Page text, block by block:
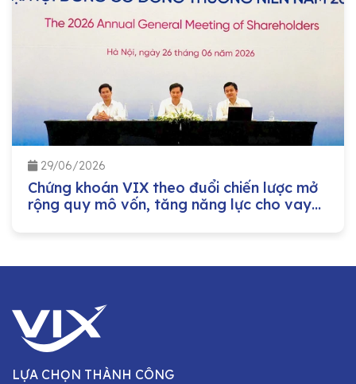
29/06/2026
Chứng khoán VIX theo đuổi chiến lược mở
rộng quy mô vốn, tăng năng lực cho vay
LỰA CHỌN THÀNH CÔNG